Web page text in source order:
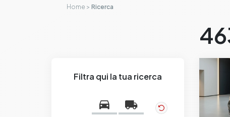
Home Ricerca
Filtra qui la tua ricerca